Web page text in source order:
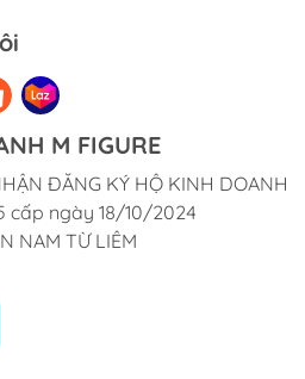
M FIGURE
ĐĂNG KÝ HỘ KINH DOANH
cấp ngày 18/10/2024
NAM TỪ LIÊM